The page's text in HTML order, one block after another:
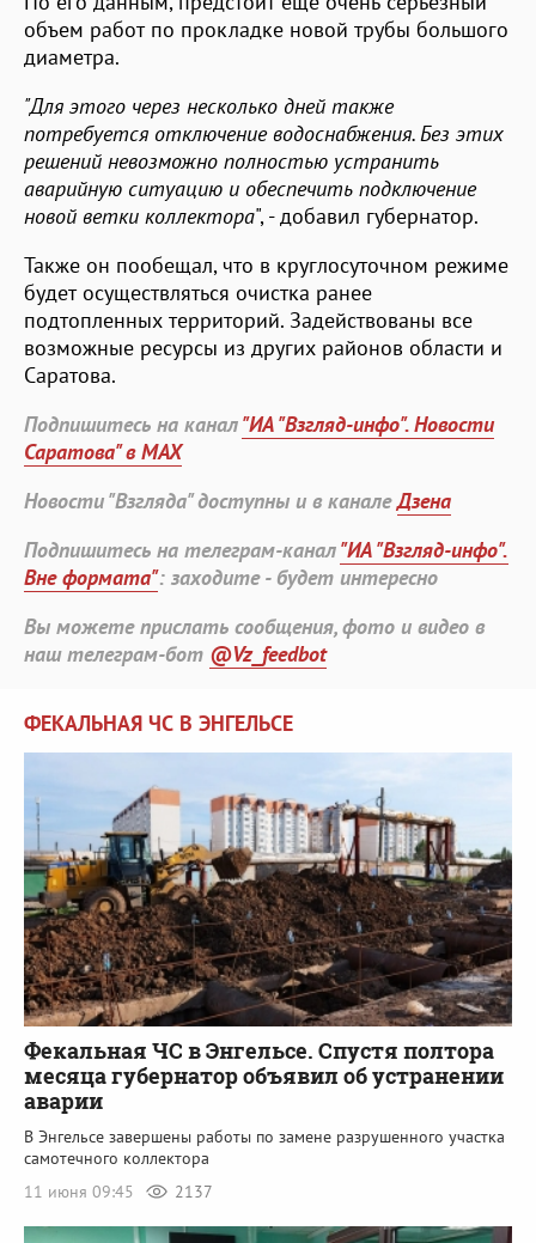
объем работ по прокладке новой трубы большого
диаметра.
"Для этого через несколько дней также
потребуется отключение водоснабжения. Без этих
решений невозможно полностью устранить
аварийную ситуацию и обеспечить подключение
новой ветки коллектора", - добавил губернатор.
Также он пообещал, что в круглосуточном режиме
будет осуществляться очистка ранее
подтопленных территорий. Задействованы все
возможные ресурсы из других районов области и
Саратова.
Подпишитесь на канал"ИА "Взгляд-инфо". Новости
Саратова" в MAX
Новости "Взгляда" доступны и в каналеДзена
Подпишитесь на телеграм-канал"ИА "Взгляд-инфо".
Вне формата": заходите - будет интересно
Вы можете прислать сообщения, фото и видео в
наш телеграм-бот @Vz_feedbot
ФЕКАЛЬНАЯ ЧС В ЭНГЕЛЬСЕ
Фекальная ЧС в Энгельсе. Спустя полтора
месяца губернатор объявил об устранении
аварии
В Энгельсе завершены работы по замене разрушенного участка
самотечного коллектора
11 июня 09:45
2137